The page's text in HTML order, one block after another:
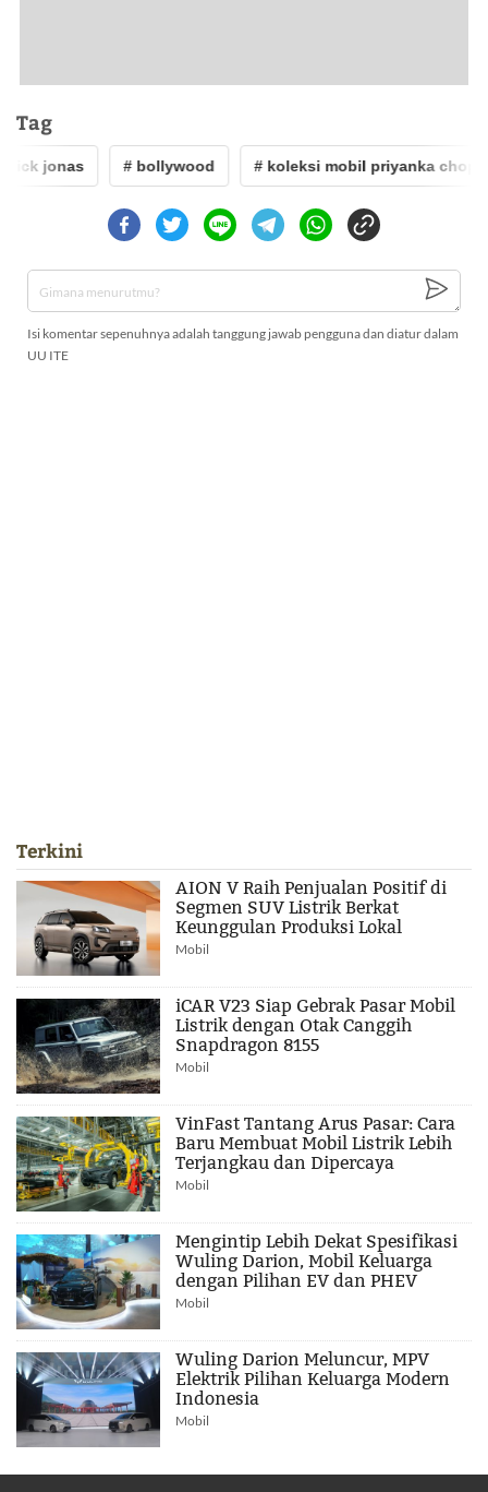
Tag
jonas # bollywood # koleksi mobil priyanka chopra
Isi komentar sepenuhnya adalah tanggung jawab pengguna dan diatur dalam
UU ITE
Terkini
AION V Raih Penjualan Positif di
Segmen SUV Listrik Berkat
Keunggulan Produksi Lokal
Mobil
iCAR V23 Siap Gebrak Pasar Mobil
Listrik dengan Otak Canggih
Snapdragon 8155
Mobil
VinFast Tantang Arus Pasar: Cara
Baru Membuat Mobil Listrik Lebih
Terjangkau dan Dipercaya
Mobil
Mengintip Lebih Dekat Spesifikasi
Wuling Darion, Mobil Keluarga
dengan Pilihan EV dan PHEV
Mobil
Wuling Darion Meluncur, MPV
Elektrik Pilihan Keluarga Modern
Indonesia
Mobil